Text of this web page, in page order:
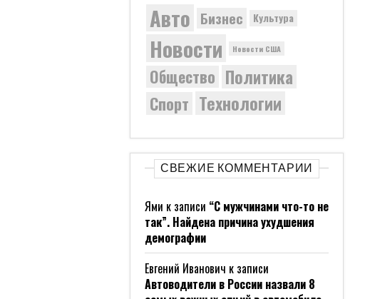
Авто Бизнес Культура
Новости Новости США
Общество Политика
Спорт Технологии
СВЕЖИЕ КОММЕНТАРИИ
Ями к записи “С мужчинами что-то не
так”. Найдена причина ухудшения
демографии
Евгений Иванович к записи
Автоводители в России назвали 8